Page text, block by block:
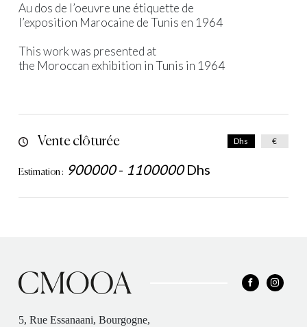
Au dos de l’oeuvre une étiquette de
l’exposition Marocaine de Tunis en 1964
This work was presented at
the Moroccan exhibition in Tunis in 1964
Vente clôturée
Estimation : 900000- 1100000 Dhs
Dhs €
5, Rue Essanaani, Bourgogne,